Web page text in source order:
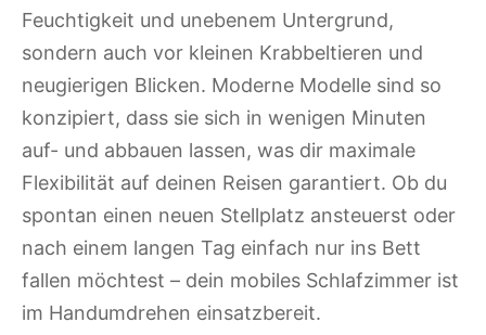
Feuchtigkeit und unebenem Untergrund,
sondern auch vor kleinen Krabbeltieren und
neugierigen Blicken. Moderne Modelle sind so
konzipiert, dass sie sich in wenigen Minuten
auf- und abbauen lassen, was dir maximale
Flexibilität auf deinen Reisen garantiert. Ob du
spontan einen neuen Stellplatz ansteuerst oder
nach einem langen Tag einfach nur ins Bett
fallen möchtest – dein mobiles Schlafzimmer ist
im Handumdrehen einsatzbereit.